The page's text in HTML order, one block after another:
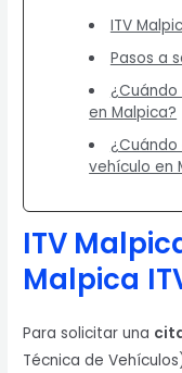
ITV
Pasos a
¿Cuándo
en Malpica?
¿Cuándo
vehículo en
ITV
Malpica
Para solicitar una
Técnica de